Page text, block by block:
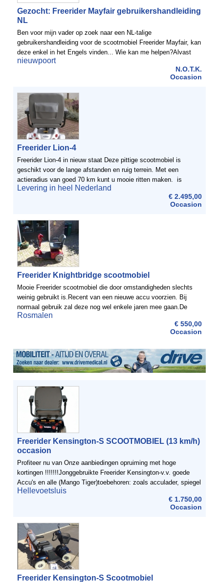
Gezocht: Freerider Mayfair gebruikershandleiding
NL
Ben voor mijn vader op zoek naar een NL-talige
gebruikershandleiding voor de scootmobiel Freerider Mayfair, kan
deze enkel in het Engels vinden... Wie kan me helpen?Alvast
bedankt! Josje
nieuwpoort
N.O.T.K.
Occasion
Freerider Lion-4
Freerider Lion-4 in nieuw staat Deze pittige scootmobiel is
geschikt voor de lange afstanden en ruig terrein. Met een
actieradius van goed 70 km kunt u mooie ritten maken. is
voorzien van een beveiliging zodat de scootmobiel ook ...
Levering in heel Nederland
€ 2.495,00
Occasion
Freerider Knightbridge scootmobiel
Mooie Freerider scootmobiel die door omstandigheden slechts
weinig gebruikt is.Recent van een nieuwe accu voorzien. Bij
normaal gebruik zal deze nog wel enkele jaren mee gaan.De
stoel is draaibaar zodat de opstap wordt vergemakkelijkt.
Rosmalen
€ 550,00
Occasion
Freerider Kensington-S SCOOTMOBIEL (13 km/h)
occasion
Profiteer nu van Onze aanbiedingen opruiming met hoge
kortingen !!!!!!!Jonggebruikte Freerider Kensington-v.v. goede
Accu's en alle (Mango Tiger)toebehoren: zoals acculader, spiegel
boodschappenmandje eninstuctieboekje.Goede stabile ...
Hellevoetsluis
€ 1.750,00
Occasion
Freerider Kensington-S Scootmobiel